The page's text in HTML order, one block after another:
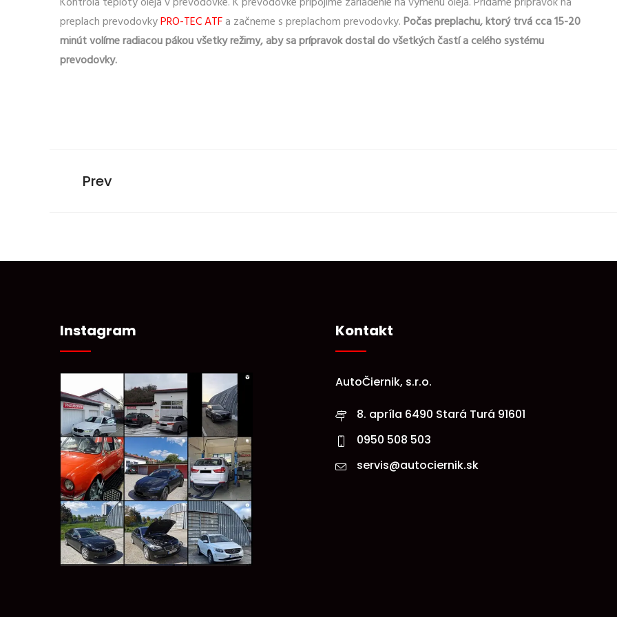
preplach prevodovkyPRO-TEC ATFa začneme s preplachom prevodovky.Počas preplachu, ktorý trvá cca 15-20
minút volíme radiacou pákou všetky režimy, aby sa prípravok dostal do všetkých častí a celého systému
prevodovky.
Prev
Instagram Kontakt
AutoČiernik, s.r.o.
8. apríla 6490 Stará Turá 91601
0950 508 503
servis@autociernik.sk